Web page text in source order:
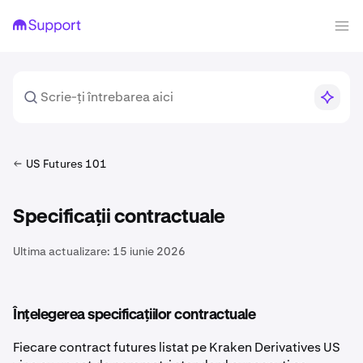
US Futures 101
Specificații contractuale
Ultima actualizare: 15 iunie 2026
Înțelegerea specificațiilor contractuale
Fiecare contract futures listat pe Kraken Derivatives US